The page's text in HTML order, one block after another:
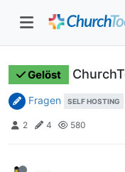
Gelöst
Fragen SELF HOSTING
2 4 580